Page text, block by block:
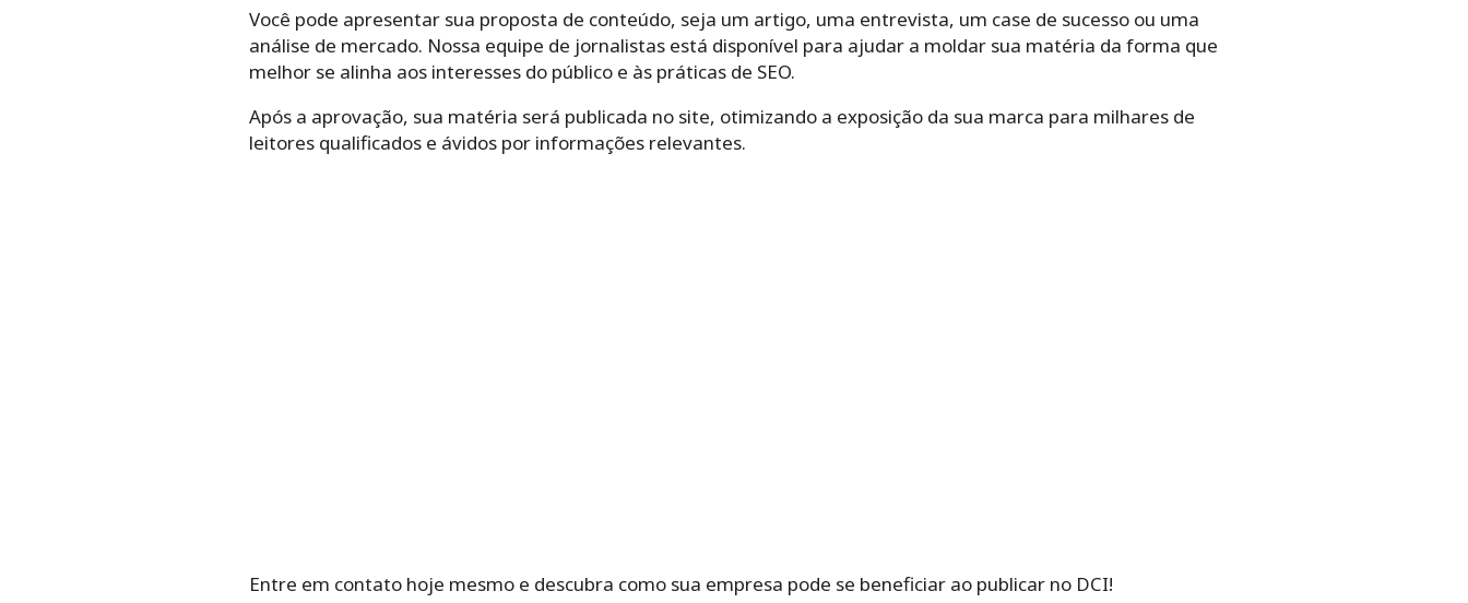
Você pode apresentar sua proposta de conteúdo, seja um artigo, uma entrevista, um case de sucesso ou uma
análise de mercado. Nossa equipe de jornalistas está disponível para ajudar a moldar sua matéria da forma que
melhor se alinha aos interesses do público e às práticas de SEO.
Após a aprovação, sua matéria será publicada no site, otimizando a exposição da sua marca para milhares de
leitores qualificados e ávidos por informações relevantes.
Entre em contato hoje mesmo e descubra como sua empresa pode se beneficiar ao publicar no DCI!